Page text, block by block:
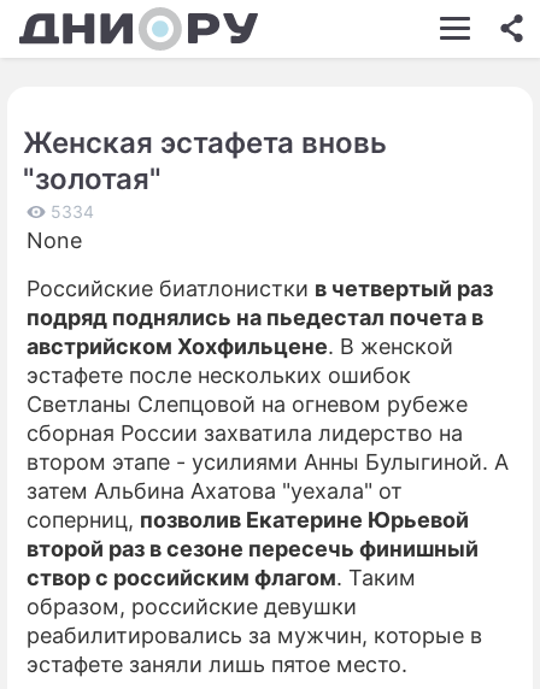
ШОУ-БИЗНЕС
КИНО
ЭКОНОМИКА
ПРОИСШЕСТВИЯ
СОННИК
СТИЛЬ ЖИЗНИ
СЕРИАЛЫ
ИГРЫ
ПРЕСС-РЕЛИЗЫ
О ПРОЕКТЕ
Женская эстафета вновь
"золотая"
5334
None
Российские биатлонистки в четвертый раз
подряд поднялись на пьедестал почета в
австрийском Хохфильцене. В женской
эстафете после нескольких ошибок
Светланы Слепцовой на огневом рубеже
сборная России захватила лидерство на
втором этапе - усилиями Анны Булыгиной. А
затем Альбина Ахатова "уехала" от
соперниц, позволив Екатерине Юрьевой
второй раз в сезоне пересечь финишный
створ с российским флагом. Таким
образом, российские девушки
реабилитировались за мужчин, которые в
эстафете заняли лишь пятое место.